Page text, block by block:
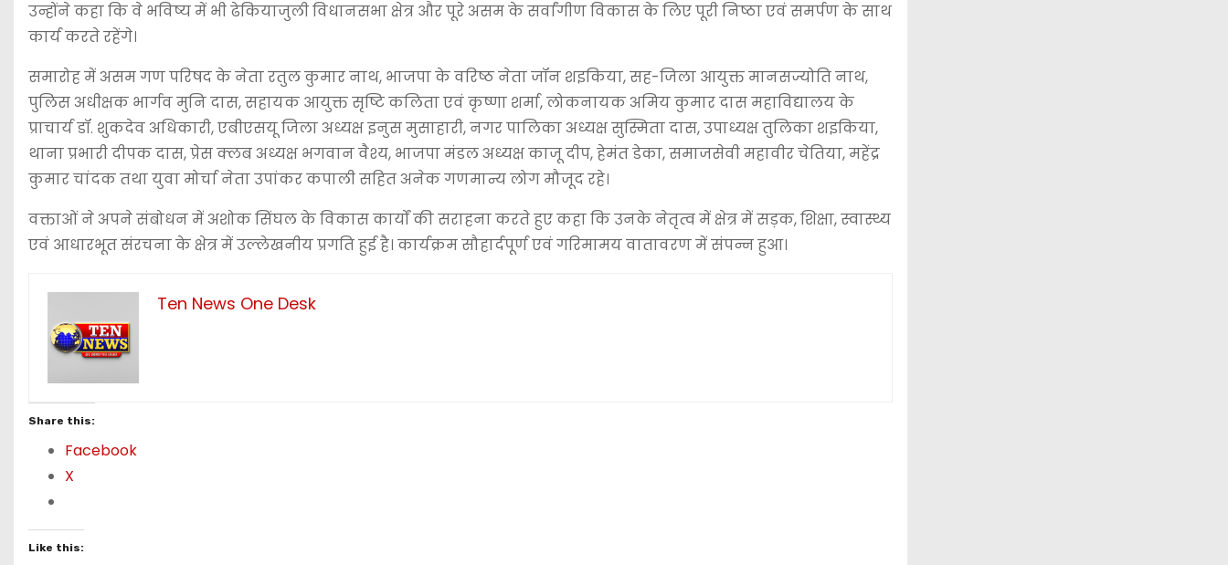
उन्होंने कहा कि वे भविष्य में भी ढेकियाजुली विधानसभा क्षेत्र और पूरे असम के सर्वांगीण विकास के लिए पूरी निष्ठा एवं समर्पण के साथ
कार्य करते रहेंगे।
समारोह में असम गण परिषद के नेता रतुल कुमार नाथ, भाजपा के वरिष्ठ नेता जॉन शइकिया, सह-जिला आयुक्त मानसज्योति नाथ,
पुलिस अधीक्षक भार्गव मुनि दास, सहायक आयुक्त सृष्टि कलिता एवं कृष्णा शर्मा, लोकनायक अमिय कुमार दास महाविद्यालय के
प्राचार्य डॉ. शुकदेव अधिकारी, एबीएसयू जिला अध्यक्ष इनुस मुसाहारी, नगर पालिका अध्यक्ष सुस्मिता दास, उपाध्यक्ष तुलिका शइकिया,
थाना प्रभारी दीपक दास, प्रेस क्लब अध्यक्ष भगवान वैश्य, भाजपा मंडल अध्यक्ष काजू दीप, हेमंत डेका, समाजसेवी महावीर चेतिया, महेंद्र
कुमार चांदक तथा युवा मोर्चा नेता उपांकर कपाली सहित अनेक गणमान्य लोग मौजूद रहे।
वक्ताओं ने अपने संबोधन में अशोक सिंघल के विकास कार्यों की सराहना करते हुए कहा कि उनके नेतृत्व में क्षेत्र में सड़क, शिक्षा, स्वास्थ्य
एवं आधारभूत संरचना के क्षेत्र में उल्लेखनीय प्रगति हुई है। कार्यक्रम सौहार्दपूर्ण एवं गरिमामय वातावरण में संपन्न हुआ।
Ten News One Desk
Share this:
Facebook
X
Like this: